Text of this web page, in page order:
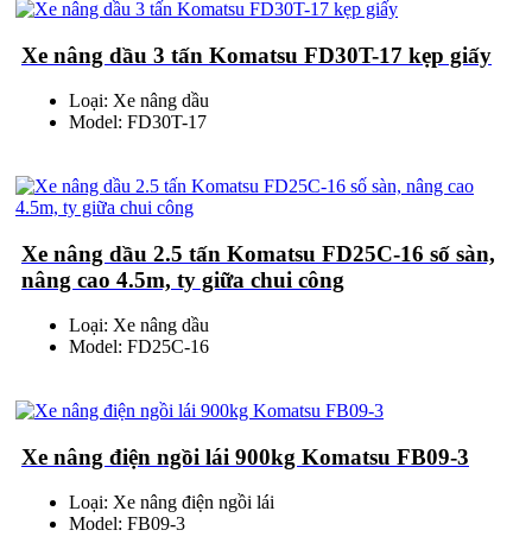
Xe nâng dầu 3 tấn Komatsu FD30T-17 kẹp giấy
Loại: Xe nâng dầu
Model: FD30T-17
Xe nâng dầu 2.5 tấn Komatsu FD25C-16 số sàn,
nâng cao 4.5m, ty giữa chui công
Loại: Xe nâng dầu
Model: FD25C-16
Xe nâng điện ngồi lái 900kg Komatsu FB09-3
Loại: Xe nâng điện ngồi lái
Model: FB09-3